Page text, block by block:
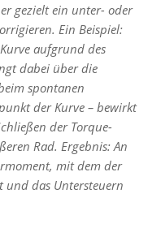
gezielt ein unter- oder
Ein Beispiel:
aufgrund des
dabei über die
spontanen
der Kurve – bewirkt
der Torque-
Rad. Ergebnis: An
mit dem der
und das Untersteuern